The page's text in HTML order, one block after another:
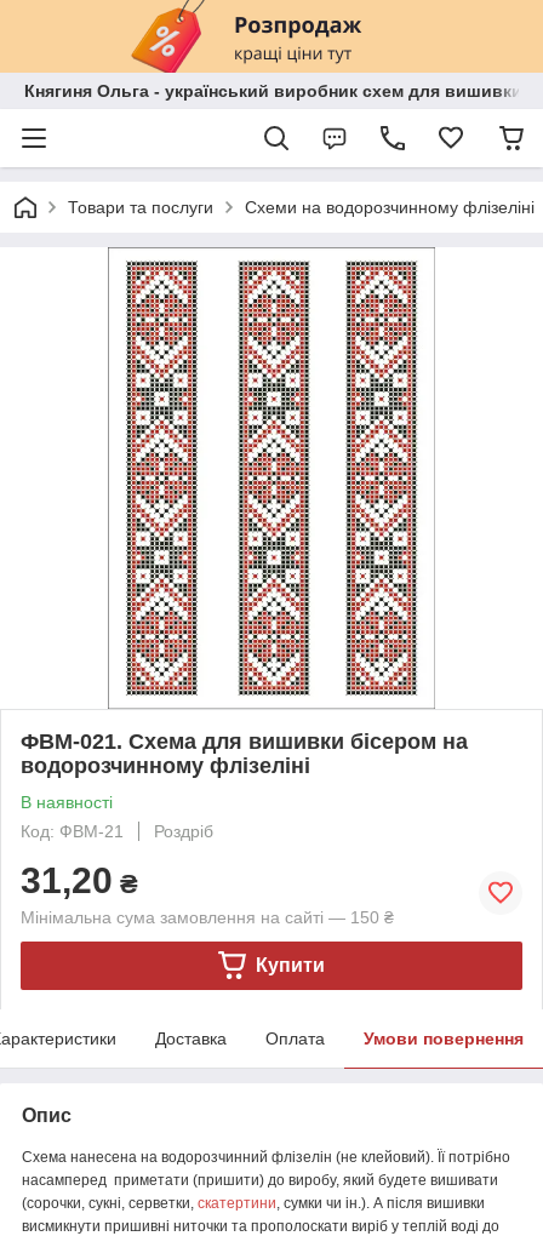
Княгиня Ольга - український виробник схем для вишивки
Товари та послуги Схеми на водорозчинному флізеліні
ФВМ-021. Схема для вишивки бісером на
водорозчинному флізеліні
В наявності
Код: ФВМ-21
Роздріб
31,20 ₴
Мінімальна сума замовлення на сайті — 150 ₴
Купити
Доставка Оплата Умови повернення
Опис
Схема нанесена на водорозчинний флізелін (не клейовий). Її потрібно
насамперед приметати (пришити) до виробу, який будете вишивати
(сорочки, сукні, серветки, скатертини , сумки чи ін.). А після вишивки
висмикнути пришивні ниточки та прополоскати виріб у теплій воді до